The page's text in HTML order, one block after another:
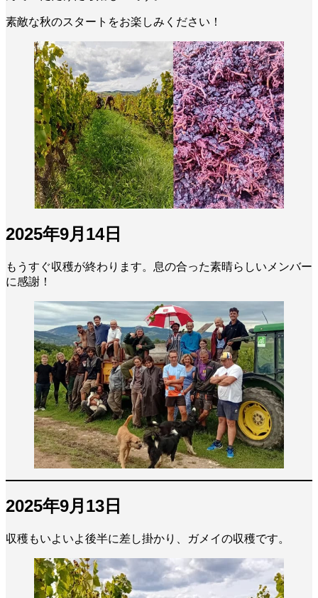
素敵な秋のスタートをお楽しみください！
2025年9月14日
もうすぐ収穫が終わります。息の合った素晴らしいメンバー
に感謝！
2025年9月13日
収穫もいよいよ後半に差し掛かり、ガメイの収穫です。